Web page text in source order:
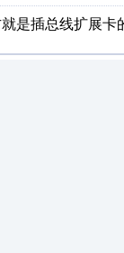
是插总线扩展卡